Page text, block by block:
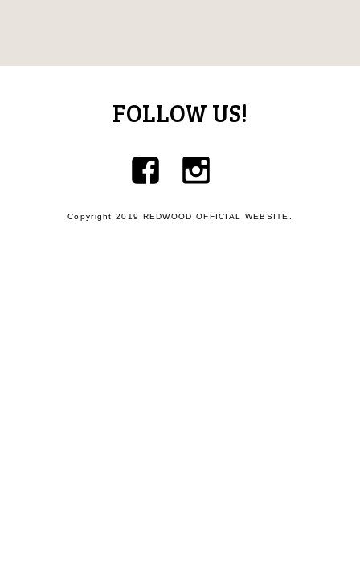
FOLLOW US!
Copyright 2019 REDWOOD OFFICIAL WEBSITE.